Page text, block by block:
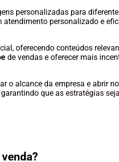
personalizadas para
personalizado e
oferecendo conteúdos
de vendas e oferecer mais
o alcance da empresa e abrir
que as estratégias